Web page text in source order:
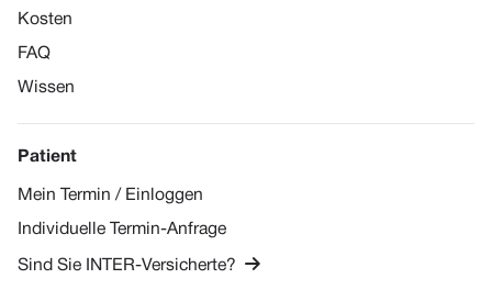
Kosten
FAQ
Wissen
Patient
Mein Termin / Einloggen
Individuelle Termin-Anfrage
Sind Sie INTER-Versicherte? 